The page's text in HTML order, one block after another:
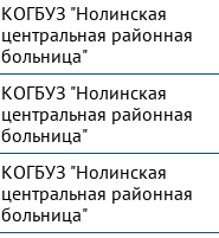
КОГБУЗ "Нолинская
центральная районная
больница"
КОГБУЗ "Нолинская
центральная районная
больница"
КОГБУЗ "Нолинская
центральная районная
больница"